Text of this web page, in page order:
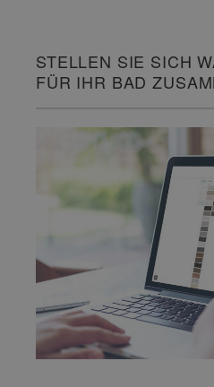
STELLEN SIE SICH
FÜR IHR BAD